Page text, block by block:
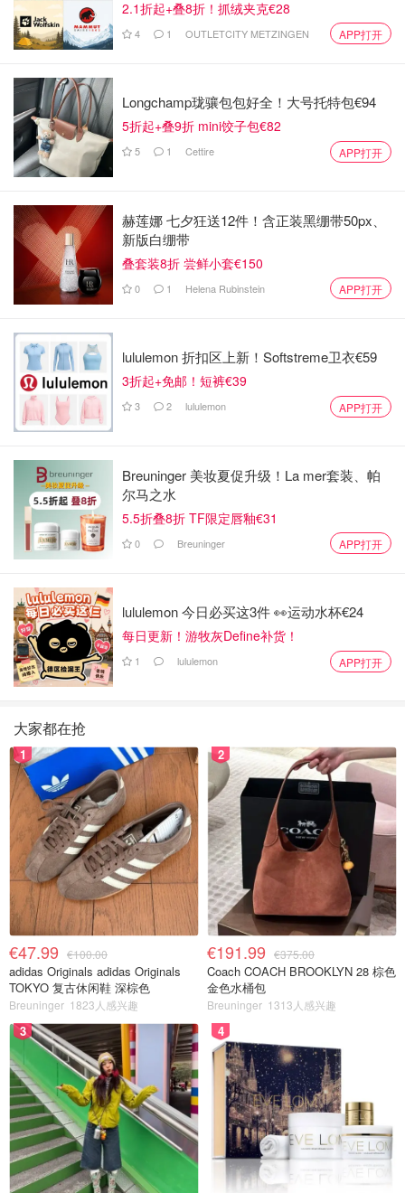
2.1折起+叠8折！抓绒夹克€28
4 1 OUTLETCITY METZINGEN APP打开
Longchamp珑骧包包好全！大号托特包€94
5折起+叠9折 mini饺子包€82
5 1 Cettire APP打开
赫莲娜 七夕狂送12件！含正装黑绷带50px、
新版白绷带
叠套装8折 尝鲜小套€150
0 1 Helena Rubinstein APP打开
lululemon 折扣区上新！Softstreme卫衣€59
3折起+免邮！短裤€39
3 2 lululemon APP打开
Breuninger 美妆夏促升级！La mer套装、帕
尔马之水
5.5折叠8折 TF限定唇釉€31
0 Breuninger APP打开
lululemon 今日必买这3件 👀运动水杯€24
每日更新！游牧灰Define补货！
1 lululemon APP打开
大家都在抢
1
€47.99 €100.00
adidas Originals adidas Originals
TOKYO 复古休闲鞋 深棕色
Breuninger 1823人感兴趣
2
€191.99 €375.00
Coach COACH BROOKLYN 28 棕色
金色水桶包
Breuninger 1313人感兴趣
3 4